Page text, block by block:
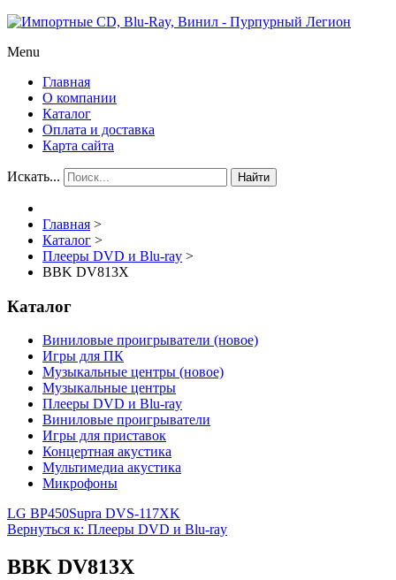
Menu
Главная
О компании
Каталог
Оплата и доставка
Карта сайта
Искать... Найти
Главная >
Каталог >
Плееры DVD и Blu-ray >
BBK DV813X
Каталог
Виниловые проигрыватели (новое)
Игры для ПК
Музыкальные центры (новое)
Музыкальные центры
Плееры DVD и Blu-ray
Виниловые проигрыватели
Игры для приставок
Концертная акустика
Мультимедиа акустика
Микрофоны
LG BP450Supra DVS-117XK
Вернуться к: Плееры DVD и Blu-ray
BBK DV813X